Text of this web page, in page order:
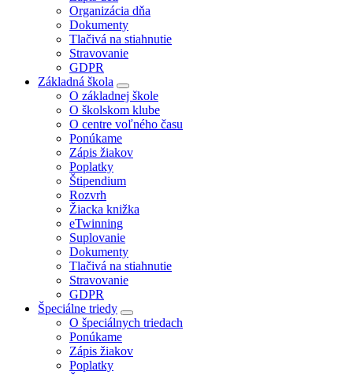
Organizácia dňa
Dokumenty
Tlačivá na stiahnutie
Stravovanie
GDPR
Základná škola
O základnej škole
O školskom klube
O centre voľného času
Ponúkame
Zápis žiakov
Poplatky
Štipendium
Rozvrh
Žiacka knižka
eTwinning
Suplovanie
Dokumenty
Tlačivá na stiahnutie
Stravovanie
GDPR
Špeciálne triedy
O špeciálnych triedach
Ponúkame
Zápis žiakov
Poplatky